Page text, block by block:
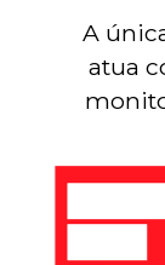
A
atua